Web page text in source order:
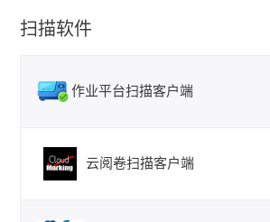
扫描软件
作业平台扫描客户端
云阅卷扫描客户端